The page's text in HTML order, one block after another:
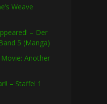
Weave
– Der
5 (Manga)
Another
– Staffel 1